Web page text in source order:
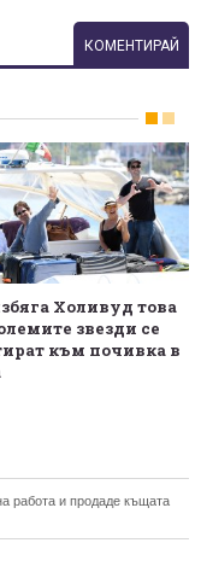
КОМЕНТИРАЙ
Холивуд това
звезди се
към почивка в
работа и продаде къщата